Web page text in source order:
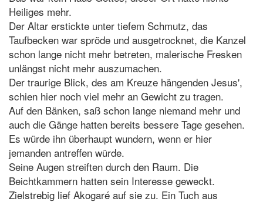
Heiliges mehr.
Der Altar erstickte unter tiefem Schmutz, das
Taufbecken war spröde und ausgetrocknet, die Kanzel
schon lange nicht mehr betreten, malerische Fresken
unlängst nicht mehr auszumachen.
Der traurige Blick, des am Kreuze hängenden Jesus',
schien hier noch viel mehr an Gewicht zu tragen.
Auf den Bänken, saß schon lange niemand mehr und
auch die Gänge hatten bereits bessere Tage gesehen.
Es würde ihn überhaupt wundern, wenn er hier
jemanden antreffen würde.
Seine Augen streiften durch den Raum. Die
Beichtkammern hatten sein Interesse geweckt.
Zielstrebig lief Akogaré auf sie zu. Ein Tuch aus